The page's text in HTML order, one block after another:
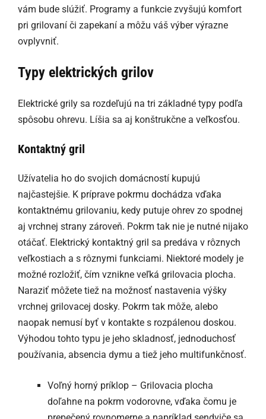
vám bude slúžiť. Programy a funkcie zvyšujú komfort
pri grilovaní či zapekaní a môžu váš výber výrazne
ovplyvniť.
Typy elektrických grilov
Elektrické grily sa rozdeľujú na tri základné typy podľa
spôsobu ohrevu. Líšia sa aj konštrukčne a veľkosťou.
Kontaktný gril
Užívatelia ho do svojich domácností kupujú
najčastejšie. K príprave pokrmu dochádza vďaka
kontaktnému grilovaniu, kedy putuje ohrev zo spodnej
aj vrchnej strany zároveň. Pokrm tak nie je nutné nijako
otáčať. Elektrický kontaktný gril sa predáva v rôznych
veľkostiach a s rôznymi funkciami. Niektoré modely je
možné rozložiť, čím vznikne veľká grilovacia plocha.
Naraziť môžete tiež na možnosť nastavenia výšky
vrchnej grilovacej dosky. Pokrm tak môže, alebo
naopak nemusí byť v kontakte s rozpálenou doskou.
Výhodou tohto typu je jeho skladnosť, jednoduchosť
používania, absencia dymu a tiež jeho multifunkčnosť.
Voľný horný príklop – Grilovacia plocha
doľahne na pokrm vodorovne, vďaka čomu je